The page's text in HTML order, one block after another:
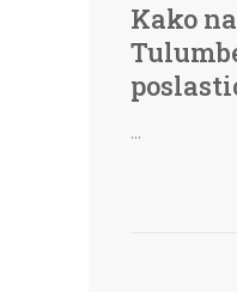
Kako
...